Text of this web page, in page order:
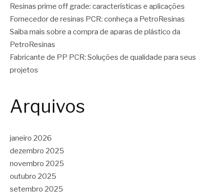
Resinas prime off grade: características e aplicações
Fornecedor de resinas PCR: conheça a PetroResinas
Saiba mais sobre a compra de aparas de plástico da
PetroResinas
Fabricante de PP PCR: Soluções de qualidade para seus
projetos
Arquivos
janeiro 2026
dezembro 2025
novembro 2025
outubro 2025
setembro 2025